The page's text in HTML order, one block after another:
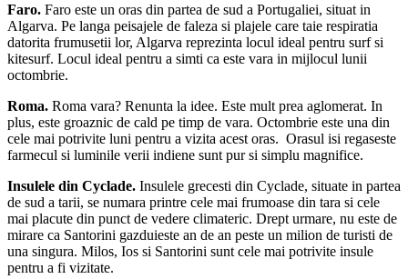
Faro. Faro este un oras din partea de sud a Portugaliei, situat in
Algarva. Pe langa peisajele de faleza si plajele care taie respiratia
datorita frumusetii lor, Algarva reprezinta locul ideal pentru surf si
kitesurf. Locul ideal pentru a simti ca este vara in mijlocul lunii
octombrie.
Roma. Roma vara? Renunta la idee. Este mult prea aglomerat. In
plus, este groaznic de cald pe timp de vara. Octombrie este una din
cele mai potrivite luni pentru a vizita acest oras. Orasul isi regaseste
farmecul si luminile verii indiene sunt pur si simplu magnifice.
Insulele din Cyclade. Insulele grecesti din Cyclade, situate in partea
de sud a tarii, se numara printre cele mai frumoase din tara si cele
mai placute din punct de vedere climateric. Drept urmare, nu este de
mirare ca Santorini gazduieste an de an peste un milion de turisti de
una singura. Milos, Ios si Santorini sunt cele mai potrivite insule
pentru a fi vizitate.